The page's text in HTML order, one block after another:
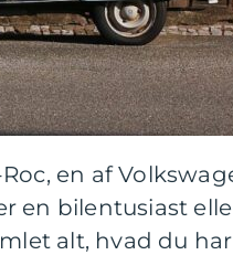
en af
en bilentusiast
alt, hvad du